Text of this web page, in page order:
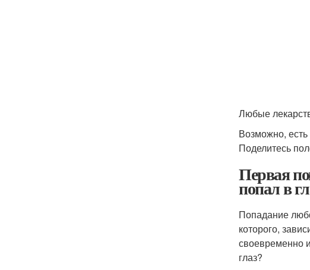
Любые
Возможно,
Поделитесь
Первая
попал в
Попадание
которого,
своевременно
глаз?